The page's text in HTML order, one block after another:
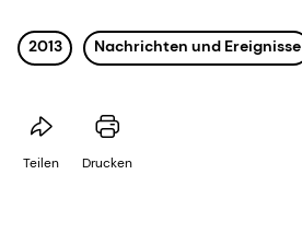
2013 Nachrichten und Ereignisse
Teilen Drucken